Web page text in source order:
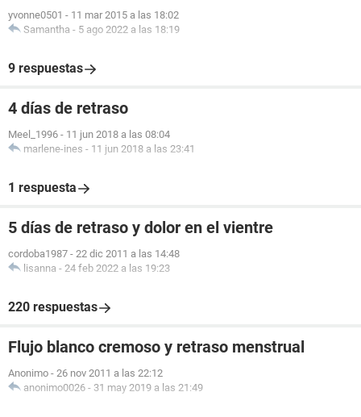
yvonne0501 - 11 mar 2015 a las 18:02
Samantha - 5 ago 2022 a las 18:19
9 respuestas
4 días de retraso
Meel_1996 - 11 jun 2018 a las 08:04
marlene-ines - 11 jun 2018 a las 23:41
1 respuesta
5 días de retraso y dolor en el vientre
cordoba1987 - 22 dic 2011 a las 14:48
lisanna - 24 feb 2022 a las 19:23
220 respuestas
Flujo blanco cremoso y retraso menstrual
Anonimo - 26 nov 2011 a las 22:12
anonimo0026 - 31 may 2019 a las 21:49